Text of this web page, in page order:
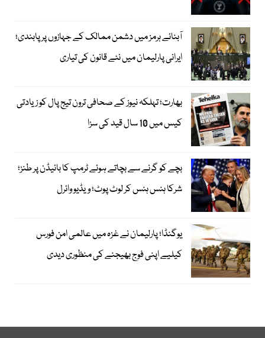
آبنائے ہرمز میں دشمن ممالک کے جہازوں پر پابندی؛
ایرانی پارلیمان میں نئے قانون کی تیاری
بھارت؛ تہلکہ نیوز کے صحافی ترون تیج پال کو زیادتی
کیس میں 10 سال قید کی سزا
بچے کو گرنے سے بچاتے ہوئے ٹرمپ کا بائیڈن پر طنز؛
شرکا ہنس ہنس کر لوٹ پوٹ؛ ویڈیو وائرل
یوگنڈا؛ پارلیمان نے غزہ میں عالمی امن فورس
کیلیے اپنی فوج بھیجنے کی منظوری دیدی